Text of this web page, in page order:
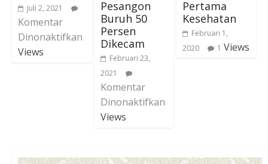
Juli 2, 2021
Komentar
Dinonaktifkan
Views
Pesangon
Buruh 50
Persen
Dikecam
Februari 23,
2021
Komentar
Dinonaktifkan
Views
Pertama
Kesehatan
Februari 1,
2020
1 Views